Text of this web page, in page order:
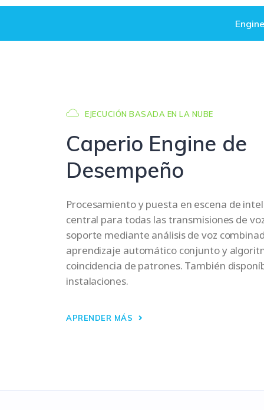
Engine
EJECUCIÓN BASADA EN LA NUBE
Caperio Engine de
Desempeño
Procesamiento y puesta en escena de
central para todas las transmisiones de
soporte mediante análisis de voz
aprendizaje automático conjunto y
coincidencia de patrones. También
instalaciones.
APRENDER MÁS